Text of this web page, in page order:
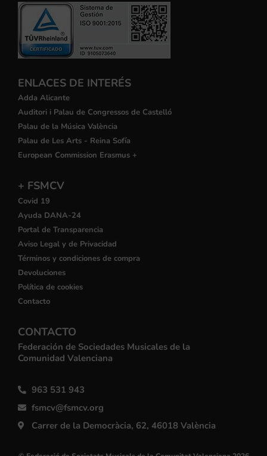
ENLACES DE INTERÉS
Adda Alicante
Auditori i Palau de Congressos de Castelló
Palau de la Música València
Palau de Les Arts - Reina Sofía
European Commission Erasmus +
+ FSMCV
Covid 19
Ayuda DANA-24
Portal de Transparencia
Aviso Legal y de Privacidad
Términos y condiciones de compra
Devoluciones
Política de cookies
Contacto
CONTACTO
Federación de Sociedades Musicales de la
Comunidad Valenciana
963 531 943
fsmcv@fsmcv.org
Carrer de la Democràcia, 62, 46018 València